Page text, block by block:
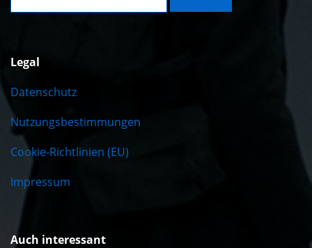
Legal
Datenschutz
Nutzungsbestimmungen
Cookie-Richtlinien (EU)
Impressum
Auch interessant